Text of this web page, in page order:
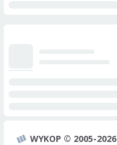
WYKOP © 2005-2026